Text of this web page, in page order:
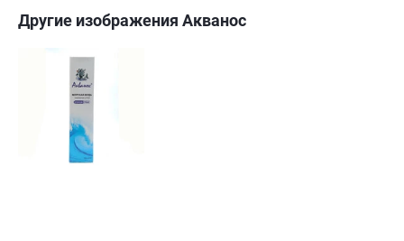
Другие изображения Акванос